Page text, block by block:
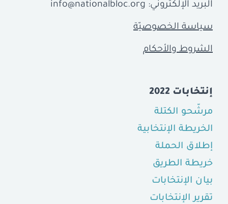
البريد الإلكتروني: info@nationalbloc.org
سياسة الخصوصيّة
الشروط والأحكام
إنتخابات 2022
مرشّحو الكتلة
الخريطة الإنتخابية
إطلاق الحملة
خريطة الطريق
بيان الإنتخابات
تقرير الإنتخابات